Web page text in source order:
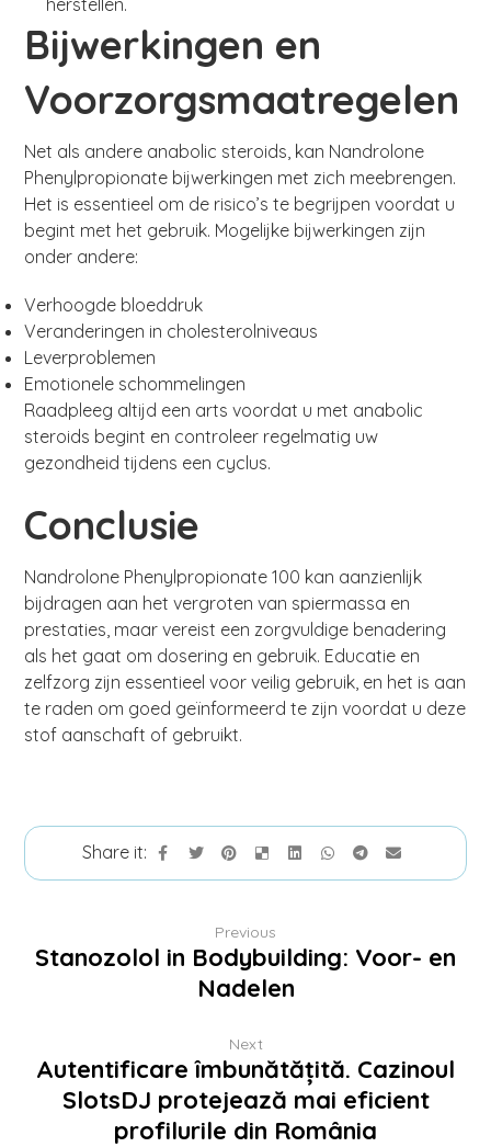
herstellen.
Bijwerkingen en
Voorzorgsmaatregelen
Net als andere anabolic steroids, kan Nandrolone
Phenylpropionate bijwerkingen met zich meebrengen.
Het is essentieel om de risico’s te begrijpen voordat u
begint met het gebruik. Mogelijke bijwerkingen zijn
onder andere:
Verhoogde bloeddruk
Veranderingen in cholesterolniveaus
Leverproblemen
Emotionele schommelingen
Raadpleeg altijd een arts voordat u met anabolic
steroids begint en controleer regelmatig uw
gezondheid tijdens een cyclus.
Conclusie
Nandrolone Phenylpropionate 100 kan aanzienlijk
bijdragen aan het vergroten van spiermassa en
prestaties, maar vereist een zorgvuldige benadering
als het gaat om dosering en gebruik. Educatie en
zelfzorg zijn essentieel voor veilig gebruik, en het is aan
te raden om goed geïnformeerd te zijn voordat u deze
stof aanschaft of gebruikt.
Previous
Stanozolol in Bodybuilding: Voor- en
Nadelen
Next
Autentificare îmbunătățită. Cazinoul
SlotsDJ protejează mai eficient
profilurile din România